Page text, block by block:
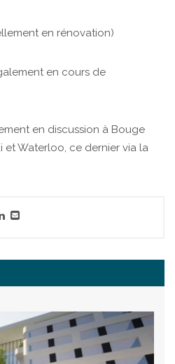
en rénovation)
en cours de
en discussion à Bouge
et Waterloo, ce dernier via la